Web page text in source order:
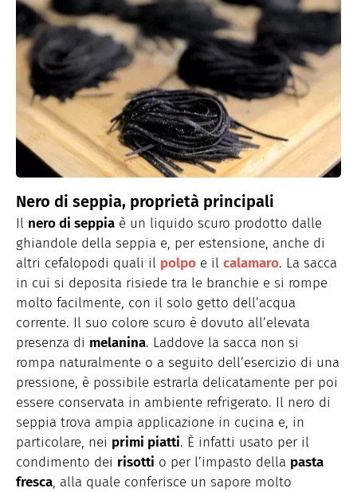
Nero di seppia, proprietà principali
Il nero di seppia è un liquido scuro prodotto dalle
ghiandole della seppia e, per estensione, anche di
altri cefalopodi quali il polpo e il calamaro. La sacca
in cui si deposita risiede tra le branchie e si rompe
molto facilmente, con il solo getto dell’acqua
corrente. Il suo colore scuro è dovuto all’elevata
presenza di melanina. Laddove la sacca non si
rompa naturalmente o a seguito dell’esercizio di una
pressione, è possibile estrarla delicatamente per poi
essere conservata in ambiente refrigerato. Il nero di
seppia trova ampia applicazione in cucina e, in
particolare, nei primi piatti. È infatti usato per il
condimento dei risotti o per l’impasto della pasta
fresca, alla quale conferisce un sapore molto